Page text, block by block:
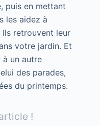
puis en mettant
les aidez à
Ils retrouvent leur
votre jardin. Et
un autre
des parades,
du printemps.
!